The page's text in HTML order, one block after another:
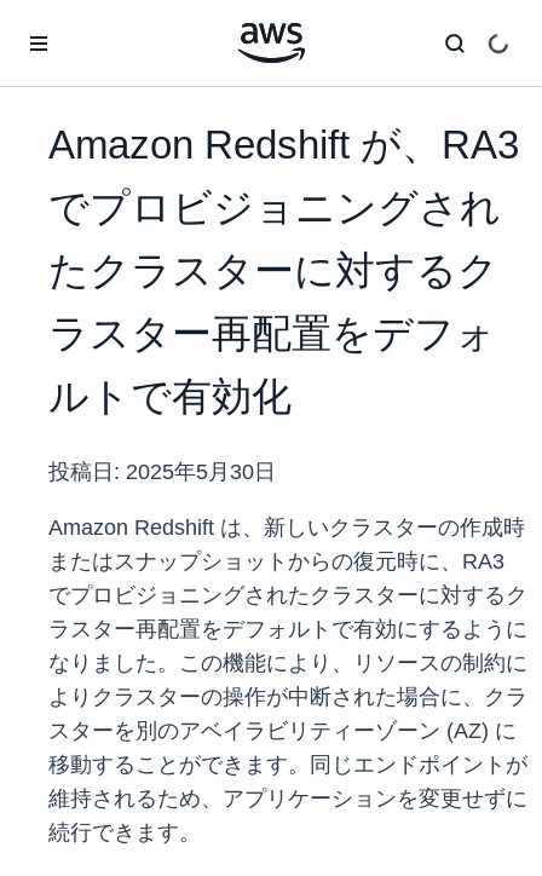
Amazon Redshift が、RA3
でプロビジョニングされ
たクラスターに対するク
ラスター再配置をデフォ
ルトで有効化
投稿日: 2025年5月30日
Amazon Redshift は、新しいクラスターの作成時
またはスナップショットからの復元時に、RA3
でプロビジョニングされたクラスターに対するク
ラスター再配置をデフォルトで有効にするように
なりました。この機能により、リソースの制約に
よりクラスターの操作が中断された場合に、クラ
スターを別のアベイラビリティーゾーン (AZ) に
移動することができます。同じエンドポイントが
維持されるため、アプリケーションを変更せずに
続行できます。